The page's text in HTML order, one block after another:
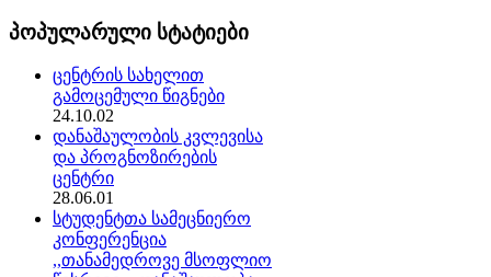
პოპულარული სტატიები
ცენტრის სახელით
გამოცემული წიგნები
24.10.02
დანაშაულობის კვლევისა
და პროგნოზირების
ცენტრი
28.06.01
სტუდენტთა სამეცნიერო
კონფერენცია
,,თანამედროვე მსოფლიო